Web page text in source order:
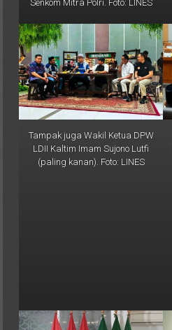
Tampak juga Wakil Ketua DPW
LDII Kaltim Imam Sujono Lutfi
(paling kanan). Foto: LINES